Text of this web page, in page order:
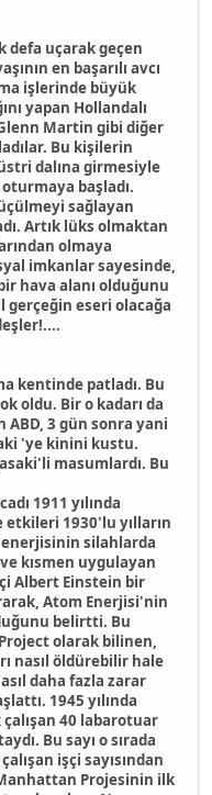
defa uçarak geçen
en başarılı avcı
işlerinde büyük
yapan Hollandalı
Martin gibi diğer
Bu kişilerin
dalına girmesiyle
başladı.
sağlayan
Artık lüks olmaktan
olmaya
imkanlar sayesinde,
hava alanı olduğunu
eseri olacağa
kentinde patladı. Bu
oldu. Bir o kadarı da
3 gün sonra yani
'ye kinini kustu.
masumlardı. Bu
1911 yılında
1930'lu yılların
enerjisinin silahlarda
kısmen uygulayan
Albert Einstein bir
Atom Enerjisi'nin
belirtti. Bu
olarak bilinen,
nasıl öldürebilir hale
daha fazla zarar
1945 yılında
40 labarotuar
Bu sayı o sırada
işçi sayısından
Projesinin ilk